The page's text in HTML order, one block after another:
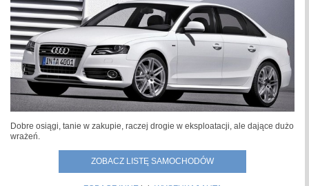
Dobre osiągi, tanie w zakupie, raczej drogie w eksploatacji, ale dające dużo
wrażeń.
ZOBACZ LISTĘ SAMOCHODÓW